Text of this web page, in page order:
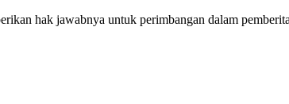
hak jawabnya untuk perimbangan dalam